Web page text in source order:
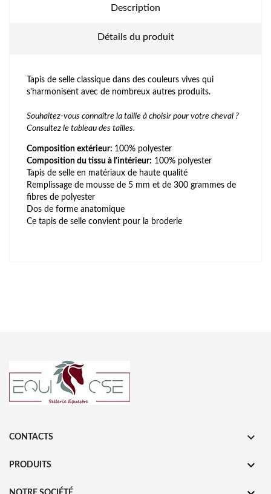
Description
Détails du produit
Tapis de selle classique dans des couleurs vives qui
s'harmonisent avec de nombreux autres produits.
Souhaitez-vous connaître la taille à choisir pour votre cheval ?
Consultez le tableau des tailles.
Composition extérieur: 100% polyester
Composition du tissu à l'intérieur: 100% polyester
Tapis de selle en matériaux de haute qualité
Remplissage de mousse de 5 mm et de 300 grammes de
fibres de polyester
Dos de forme anatomique
Ce tapis de selle convient pour la broderie
CONTACTS 
PRODUITS 